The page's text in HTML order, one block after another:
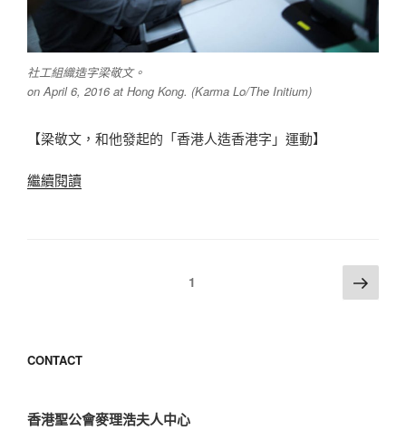
字
製
作
技
社工組織造字梁敬文。
on April 6, 2016 at Hong Kong. (Karma Lo/The Initium)
【梁敬文，和他發起的「香港人造香港字」運動】
繼續閱讀“梁
「香
造
覽
1 下
一
CONTACT
香港聖公會麥理浩夫人中心